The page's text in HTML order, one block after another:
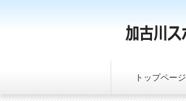
トップページ